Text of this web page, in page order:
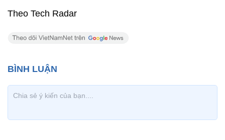
Theo Tech Radar